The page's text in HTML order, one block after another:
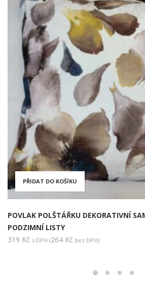
PŘIDAT DO KOŠÍKU
POVLAK POLŠTÁŘKU DEKORATIVNÍ
PODZIMNÍ LISTY
319 Kč s DPH (264 Kč bez DPH)